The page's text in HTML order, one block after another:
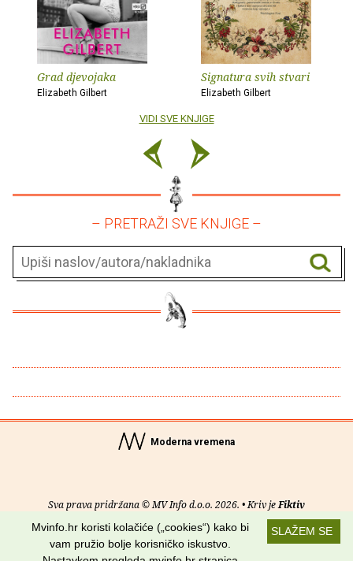
Grad djevojaka
Elizabeth Gilbert
Signatura svih stvari
Elizabeth Gilbert
VIDI SVE KNJIGE
– PRETRAŽI SVE KNJIGE –
Moderna vremena
Sva prava pridržana © MV Info d.o.o. 2026. • Kriv jeFiktiv
O nama• Pomoć• Uvjeti korištenja•RSS kanaliSLAŽEM SE
Mvinfo.hr koristi kolačiće („cookies“) kako bi
vam pružio bolje korisničko iskustvo.